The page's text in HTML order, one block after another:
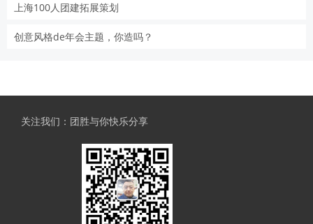
上海100人团建拓展策划
创意风格de年会主题，你造吗？
关注我们：团胜与你快乐分享